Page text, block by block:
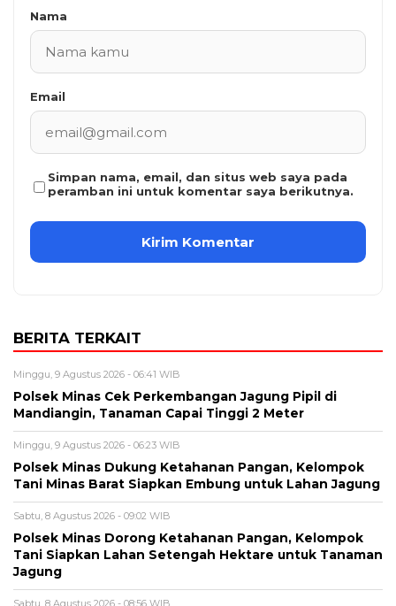
Nama
Email
Simpan nama, email, dan situs web saya pada
peramban ini untuk komentar saya berikutnya.
BERITA TERKAIT
Minggu, 9 Agustus 2026 - 06:41 WIB
Polsek Minas Cek Perkembangan Jagung Pipil di
Mandiangin, Tanaman Capai Tinggi 2 Meter
Minggu, 9 Agustus 2026 - 06:23 WIB
Polsek Minas Dukung Ketahanan Pangan, Kelompok
Tani Minas Barat Siapkan Embung untuk Lahan Jagung
Sabtu, 8 Agustus 2026 - 09:02 WIB
Polsek Minas Dorong Ketahanan Pangan, Kelompok
Tani Siapkan Lahan Setengah Hektare untuk Tanaman
Jagung
Sabtu, 8 Agustus 2026 - 08:56 WIB